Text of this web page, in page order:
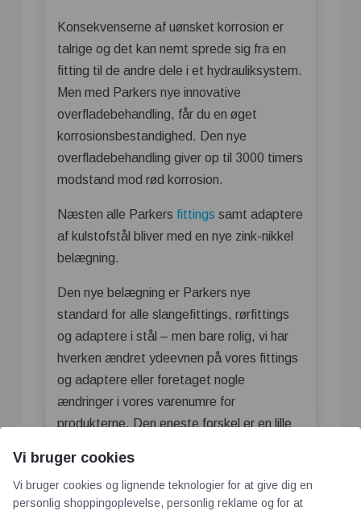
Konsekvenserne af uønsket korrosion er
talrige og det kan nemt sprede sig fra en
fitting til de andre dele i et hydrauliksystem.
Men med Parkers nye innovative
overfladebehandling, får du en øget
korrosionsbestandighed. Den nye
overfladebehandling giver op til 3000 timers
modstand mod rød korrosion.
Næsten alle Parkers fittings samt adaptere
af kulstofstål bliver med en nye zink-nikkel
belægning.
Den nye belægning er Parkers nye
standard for alle slangefittings, rørfittings
og adaptere i stål – men bare rolig, vi har
hverken ændret ydeevnen på vores fittings
og adaptere eller foretaget nogle
ændringer i vores varenumre for
produkterne. Den eneste forskel er en lille
mere grålig farve.
Nikkelplader
Vi bruger cookies
Vi bruger cookies og lignende teknologier for at give dig en
personlig shoppingoplevelse, personlig reklame og for at